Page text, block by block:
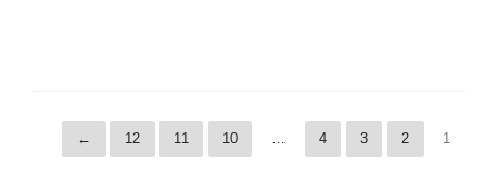
1
2
3
4
…
10
11
12
←